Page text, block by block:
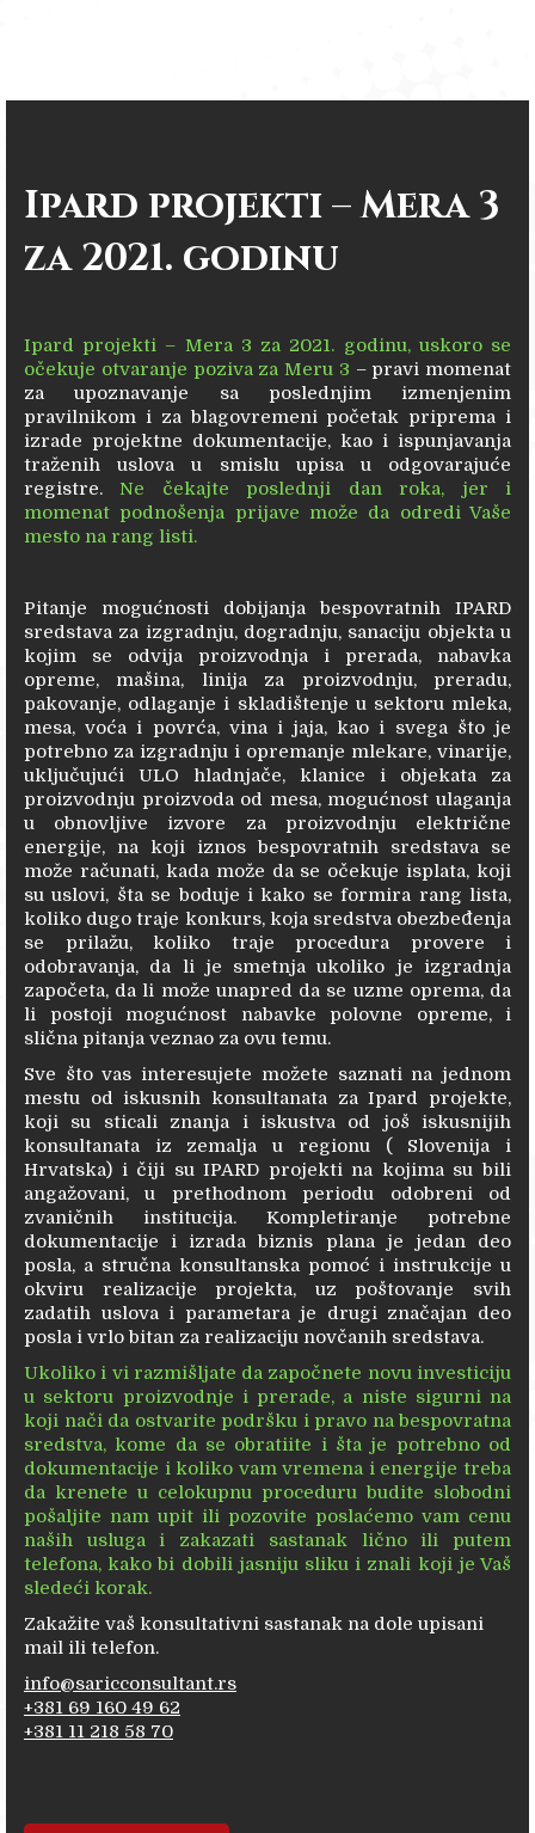
Ipard projekti – Mera 3
za 2021. godinu
Ipard projekti – Mera 3 za 2021. godinu, uskoro se
očekuje otvaranje poziva za Meru 3 – pravi momenat
za upoznavanje sa poslednjim izmenjenim
pravilnikom i za blagovremeni početak priprema i
izrade projektne dokumentacije, kao i ispunjavanja
traženih uslova u smislu upisa u odgovarajuće
registre.
Ne čekajte poslednji dan roka, jer i
momenat podnošenja prijave može da odredi Vaše
mesto na rang listi.
Pitanje mogućnosti dobijanja bespovratnih IPARD
sredstava za izgradnju, dogradnju, sanaciju objekta u
kojim se odvija proizvodnja i prerada, nabavka
opreme, mašina, linija za proizvodnju, preradu,
pakovanje, odlaganje i skladištenje u sektoru mleka,
mesa, voća i povrća, vina i jaja, kao i svega što je
potrebno za izgradnju i opremanje mlekare, vinarije,
uključujući ULO hladnjače, klanice i objekata za
proizvodnju proizvoda od mesa, mogućnost ulaganja
u obnovljive izvore za proizvodnju električne
energije, na koji iznos bespovratnih sredstava se
može računati, kada može da se očekuje isplata, koji
su uslovi, šta se boduje i kako se formira rang lista,
koliko dugo traje konkurs, koja sredstva obezbeđenja
se prilažu, koliko traje procedura provere i
odobravanja, da li je smetnja ukoliko je izgradnja
započeta, da li može unapred da se uzme oprema, da
li postoji mogućnost nabavke polovne opreme, i
slična pitanja veznao za ovu temu.
Sve što vas interesujete možete saznati na jednom
mestu od iskusnih konsultanata za Ipard projekte,
koji su sticali znanja i iskustva od još iskusnijih
konsultanata iz zemalja u regionu ( Slovenija i
Hrvatska) i čiji su IPARD projekti na kojima su bili
angažovani, u prethodnom periodu odobreni od
zvaničnih institucija. Kompletiranje potrebne
dokumentacije i izrada biznis plana je jedan deo
posla, a stručna konsultanska pomoć i instrukcije u
okviru realizacije projekta, uz poštovanje svih
zadatih uslova i parametara je drugi značajan deo
posla i vrlo bitan za realizaciju novčanih sredstava.
Ukoliko i vi razmišljate da započnete novu investiciju
u sektoru proizvodnje i prerade, a niste sigurni na
koji nači da ostvarite podršku i pravo na bespovratna
sredstva, kome da se obratiite i šta je potrebno od
dokumentacije i koliko vam vremena i energije treba
da krenete u celokupnu proceduru budite slobodni
pošaljite nam upit ili pozovite poslaćemo vam cenu
naših usluga i zakazati sastanak lično ili putem
telefona, kako bi dobili jasniju sliku i znali koji je Vaš
sledeći korak.
Zakažite vaš konsultativni sastanak na dole upisani
mail ili telefon.
info@saricconsultant.rs
+381 69 160 49 62
+381 11 218 58 70